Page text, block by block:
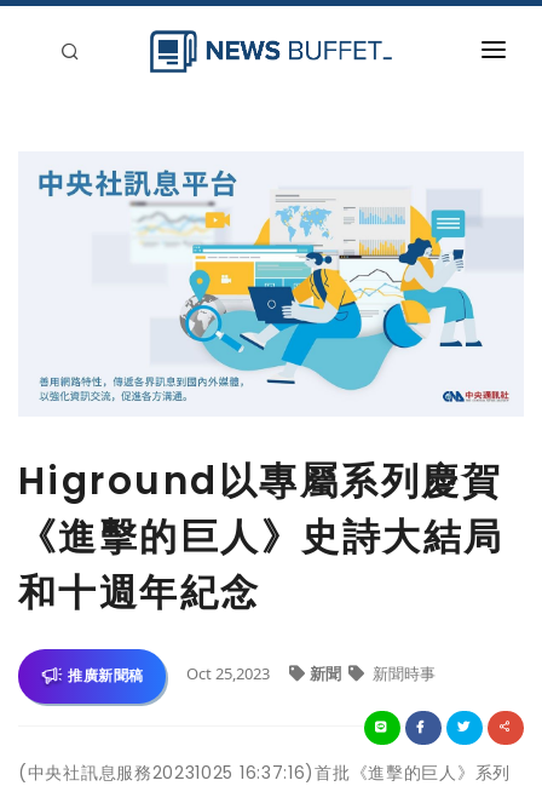
Higround以專屬系列慶賀
《進擊的巨人》史詩大結局
和十週年紀念
推廣新聞稿 Oct 25,2023 新聞 新聞時事
(中央社訊息服務20231025 16:37:16)首批《進擊的巨人》系列